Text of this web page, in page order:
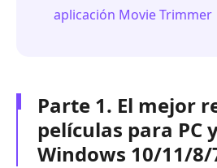
aplicación Movie Trimmer
Parte 1. El mejor
películas para PC
Windows 10/11/8/